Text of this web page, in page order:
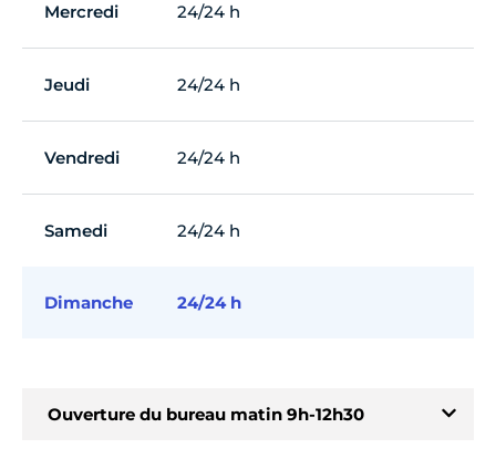
Mercredi 24/24 h
Jeudi 24/24 h
Vendredi 24/24 h
Samedi 24/24 h
Dimanche 24/24 h
Ouverture du bureau matin 9h-12h30